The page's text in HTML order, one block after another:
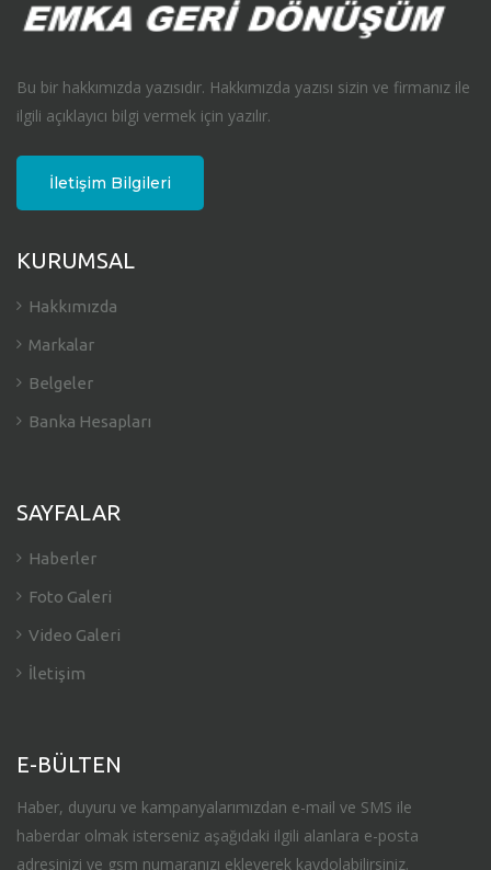
Bu bir hakkımızda yazısıdır. Hakkımızda yazısı sizin ve firmanız ile
ilgili açıklayıcı bilgi vermek için yazılır.
İletişim Bilgileri
KURUMSAL
Hakkımızda
Markalar
Belgeler
Banka Hesapları
SAYFALAR
Haberler
Foto Galeri
Video Galeri
İletişim
E-BÜLTEN
Haber, duyuru ve kampanyalarımızdan e-mail ve SMS ile
haberdar olmak isterseniz aşağıdaki ilgili alanlara e-posta
adresinizi ve gsm numaranızı ekleyerek kaydolabilirsiniz.